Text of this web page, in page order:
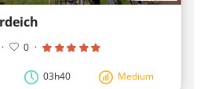
· 0 ·
03h40 Medium